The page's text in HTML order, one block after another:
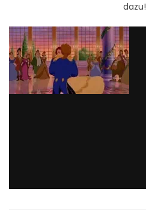
dazu!